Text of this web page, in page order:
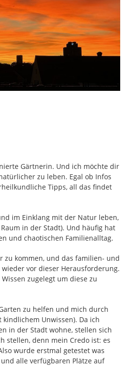
Gärtnerin. Und ich möchte dir
zu leben. Egal ob Infos
Tipps, all das findet
im Einklang mit der Natur leben,
in der Stadt). Und häufig hat
und chaotischen Familienalltag.
zu kommen, und das familien- und
vor dieser Herausforderung.
zugelegt um diese zu
zu helfen und mich durch
Unwissen). Da ich
in der Stadt wohne, stellen sich
stellen, denn mein Credo ist: es
wurde erstmal getestet was
alle verfügbaren Plätze auf